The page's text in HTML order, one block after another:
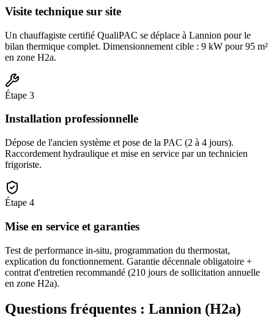
Visite technique sur site
Un chauffagiste certifié QualiPAC se déplace à Lannion pour le
bilan thermique complet. Dimensionnement cible : 9 kW pour 95 m²
en zone H2a.
Étape 3
Installation professionnelle
Dépose de l'ancien système et pose de la PAC (2 à 4 jours).
Raccordement hydraulique et mise en service par un technicien
frigoriste.
Étape 4
Mise en service et garanties
Test de performance in-situ, programmation du thermostat,
explication du fonctionnement. Garantie décennale obligatoire +
contrat d'entretien recommandé (210 jours de sollicitation annuelle
en zone H2a).
Questions fréquentes : Lannion (H2a)